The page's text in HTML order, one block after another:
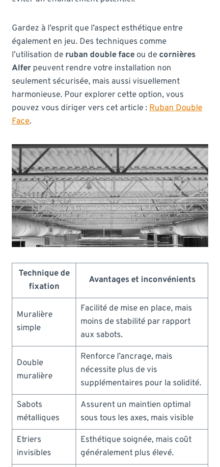
Gardez à l’esprit que l’aspect esthétique entre
également en jeu. Des techniques comme
l’utilisation de ruban double face ou de cornières
Alfer peuvent rendre votre installation non
seulement sécurisée, mais aussi visuellement
harmonieuse. Pour explorer cette option, vous
pouvez vous diriger vers cet article : Ruban Double
Face.
Technique de
fixation
Avantages et inconvénients
Muralière
simple
Facilité de mise en place, mais
moins de stabilité par rapport
aux sabots.
Double
muralière
Renforce l’ancrage, mais
nécessite plus de vis
supplémentaires pour la solidité.
Sabots
métalliques
Assurent un maintien optimal
sous tous les axes, mais visible
Etriers
invisibles
Esthétique soignée, mais coût
généralement plus élevé.